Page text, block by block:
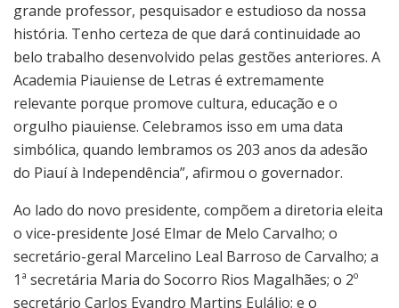
grande professor, pesquisador e estudioso da nossa
história. Tenho certeza de que dará continuidade ao
belo trabalho desenvolvido pelas gestões anteriores. A
Academia Piauiense de Letras é extremamente
relevante porque promove cultura, educação e o
orgulho piauiense. Celebramos isso em uma data
simbólica, quando lembramos os 203 anos da adesão
do Piauí à Independência”, afirmou o governador.
Ao lado do novo presidente, compõem a diretoria eleita
o vice-presidente José Elmar de Melo Carvalho; o
secretário-geral Marcelino Leal Barroso de Carvalho; a
1ª secretária Maria do Socorro Rios Magalhães; o 2º
secretário Carlos Evandro Martins Eulálio; e o